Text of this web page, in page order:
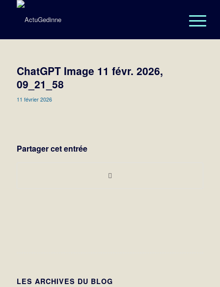
ChatGPT Image 11 févr. 2026,
09_21_58
11 février 2026
Partager cet entrée
LES ARCHIVES DU BLOG